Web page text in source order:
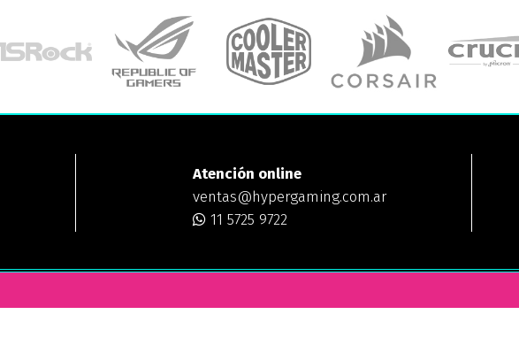
Atención online
ventas@hypergaming.com.ar
11 5725 9722